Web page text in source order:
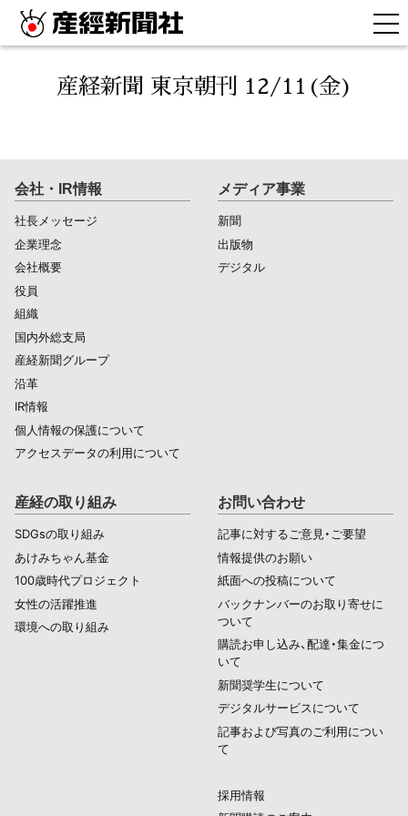
産経新聞 東京朝刊 12/11(金)
会社・IR情報
社長メッセージ
企業理念
会社概要
役員
組織
国内外総支局
産経新聞グループ
沿革
IR情報
個人情報の保護について
アクセスデータの利用について
メディア事業
新聞
出版物
デジタル
産経の取り組み
SDGsの取り組み
あけみちゃん基金
100歳時代プロジェクト
女性の活躍推進
環境への取り組み
お問い合わせ
記事に対するご意見・ご要望
情報提供のお願い
紙面への投稿について
バックナンバーのお取り寄せに
ついて
購読お申し込み、配達・集金につ
いて
新聞奨学生について
デジタルサービスについて
記事および写真のご利用につい
て
採用情報